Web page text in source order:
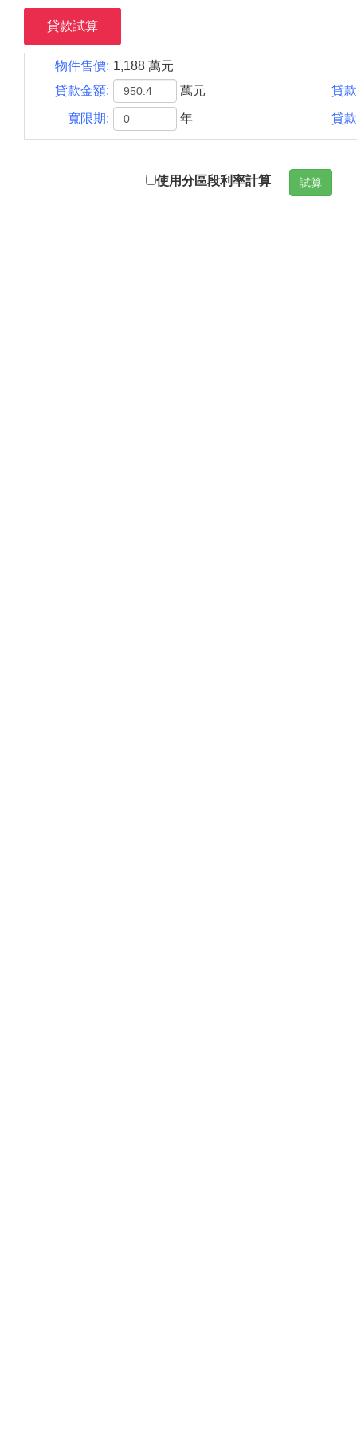
貸款試算
物件售價: 1,188 萬元
貸款金額:
萬元 貸
寬限期: 年 貸
使用分區段利率計算 試算